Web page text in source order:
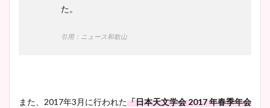
た。
引用：ニュース和歌山
また、2017年3月に行われた「日本天文学会 2017 年春季年会